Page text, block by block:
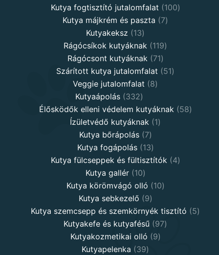
product
Kutya fogtisztító jutalomfalat 100100
Kutya májkrém és paszta 77
Kutyakeksz 1313
products
Rágócsíkok kutyáknak 119119
Rágócsont kutyáknak 7171
products
Szárított kutya jutalomfalat 5151
Veggie jutalomfalat 88
Kutyaápolás 332332
products
Élősködők elleni védelem kutyáknak 5858
Ízületvédő kutyáknak 11
Kutya bőrápolás 77
products
Kutya fogápolás 1313
products
Kutya fülcseppek és fültisztítók 44
Kutya gallér 1010
products
Kutya körömvágó olló 1010
Kutya sebkezelő 99
products
Kutya szemcsepp és szemkörnyék tisztító 55
Kutyakefe és kutyafésű 9797
Kutyakozmetikai olló 99
Kutyapelenka 3939